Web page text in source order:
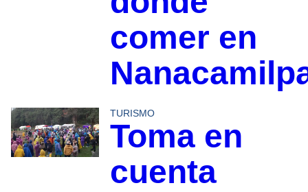
comer en
TURISMO
Toma en
cuenta